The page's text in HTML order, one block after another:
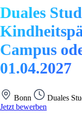
Duales
Campus
01.04.2027
Bonn Duales
Jetzt bewerben